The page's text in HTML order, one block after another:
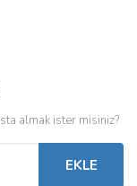
almak ister misiniz?
EKLE